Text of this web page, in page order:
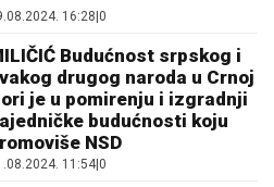
16:28 0
Budućnost srpskog i
drugog naroda u Crnoj
je u pomirenju i izgradnji
budućnosti koju
NSD
11:54 0